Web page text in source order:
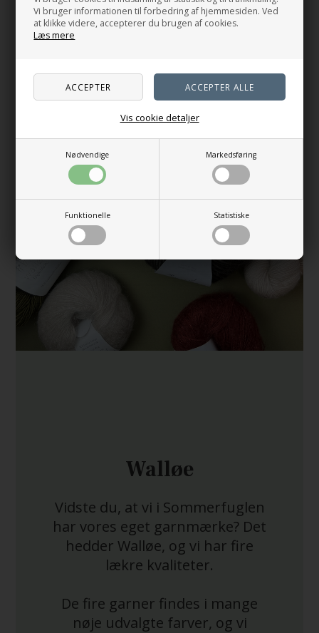
Vi bruger informationen til forbedring af hjemmesiden. Ved
at klikke videre, accepterer du brugen af cookies.
Læs mere
Nødvendige Markedsføring
Funktionelle Statistiske
Vis cookie detaljer
På lager
M-L XL-2XL 3XL
Vælg variant
Walløe
Vidste du, at vi i Sommerfuglen
har vores eget garnmærke? Det
hedder Walløe, og vi har fire
lækre kvaliteter.
De fire garner findes i mange
nøje udvalgte farver, og vi